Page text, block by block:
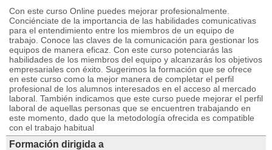
Con este curso Online puedes mejorar profesionalmente.
Conciénciate de la importancia de las habilidades comunicativas
para el entendimiento entre los miembros de un equipo de
trabajo. Conoce las claves de la comunicación para gestionar los
equipos de manera eficaz. Con este curso potenciarás las
habilidades de los miembros del equipo y alcanzarás los objetivos
empresariales con éxito. Sugerimos la formación que se ofrece
en este curso como la mejor manera de completar el perfil
profesional de los alumnos interesados en el acceso al mercado
laboral. También indicamos que este curso puede mejorar el perfil
laboral de aquellas personas que se encuentren trabajando en
este momento, dado que la metodología ofrecida es compatible
con el trabajo habitual
Formación dirigida a